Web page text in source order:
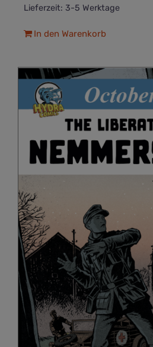
Lieferzeit: 3-5 Werktage
In den Warenkorb